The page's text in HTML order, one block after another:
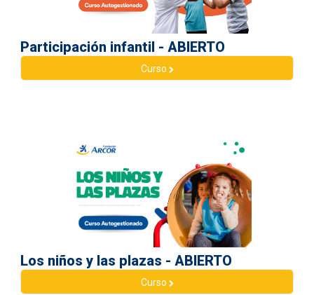
Participación infantil - ABIERTO
Curso
Los niños y las plazas - ABIERTO
Curso